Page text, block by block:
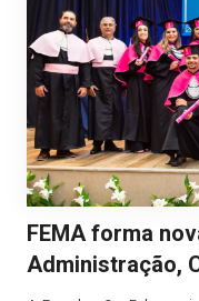
FEMA forma
Administração,